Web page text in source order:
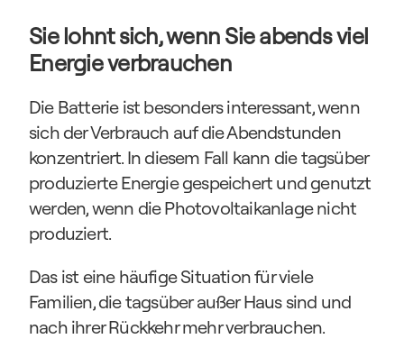
Sie lohnt sich, wenn Sie abends viel
Energie verbrauchen
Die Batterie ist besonders interessant, wenn
sich der Verbrauch auf die Abendstunden
konzentriert. In diesem Fall kann die tagsüber
produzierte Energie gespeichert und genutzt
werden, wenn die Photovoltaikanlage nicht
produziert.
Das ist eine häufige Situation für viele
Familien, die tagsüber außer Haus sind und
nach ihrer Rückkehr mehr verbrauchen.